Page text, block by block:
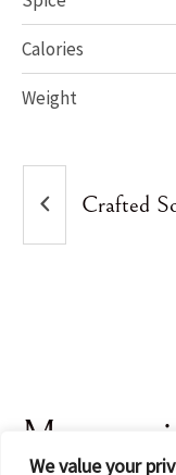
We value your
Calories
Weight
Crafted
More